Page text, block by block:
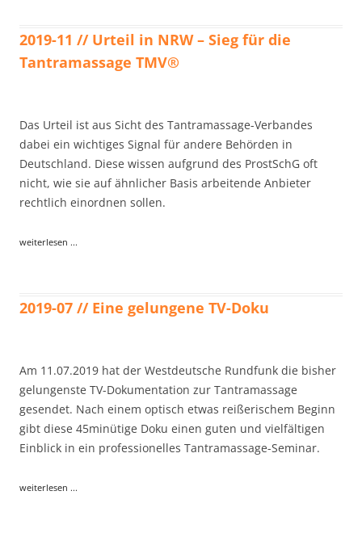
2019-11 // Urteil in NRW – Sieg für die
Tantramassage TMV®
Das Urteil ist aus Sicht des Tantramassage-Verbandes
dabei ein wichtiges Signal für andere Behörden in
Deutschland. Diese wissen aufgrund des ProstSchG oft
nicht, wie sie auf ähnlicher Basis arbeitende Anbieter
rechtlich einordnen sollen.
weiterlesen ...
2019-07 // Eine gelungene TV-Doku
Am 11.07.2019 hat der Westdeutsche Rundfunk die bisher
gelungenste TV-Dokumentation zur Tantramassage
gesendet. Nach einem optisch etwas reißerischem Beginn
gibt diese 45minütige Doku einen guten und vielfältigen
Einblick in ein professionelles Tantramassage-Seminar.
weiterlesen ...